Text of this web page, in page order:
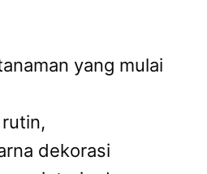
yang mulai
dekorasi